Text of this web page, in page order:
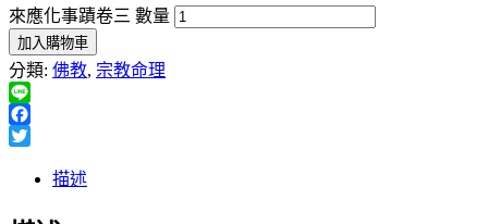
來應化事蹟卷三 數量
加入購物車
分類: 佛教, 宗教命理
Line
Facebook
描述